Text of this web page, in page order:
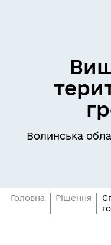
Волинська
Головна Рішення